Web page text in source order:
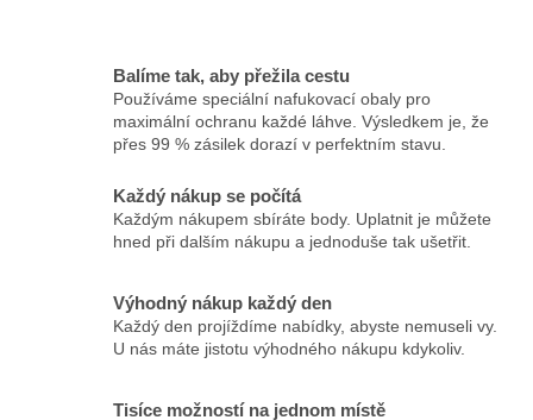
Balíme tak, aby přežila cestu
Používáme speciální nafukovací obaly pro
maximální ochranu každé láhve. Výsledkem je, že
přes 99 % zásilek dorazí v perfektním stavu.
Každý nákup se počítá
Každým nákupem sbíráte body. Uplatnit je můžete
hned při dalším nákupu a jednoduše tak ušetřit.
Výhodný nákup každý den
Každý den projíždíme nabídky, abyste nemuseli vy.
U nás máte jistotu výhodného nákupu kdykoliv.
Tisíce možností na jednom místě